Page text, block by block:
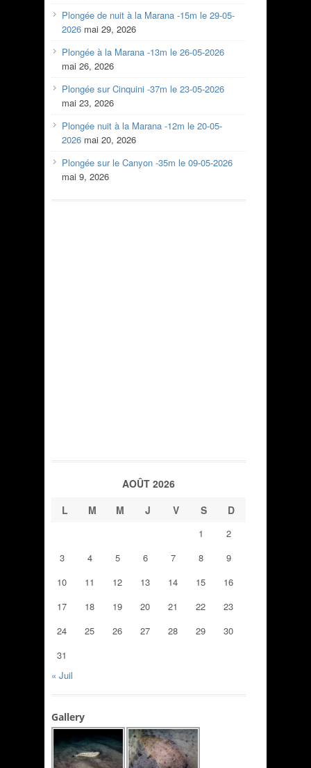
Plongée de nuit à la Marana -15m le 29-05-
2026 mai 29, 2026
Plongée à la Marana -13m le 26-05-2026
mai 26, 2026
Plongée sur Cinquini -37m le 23-05-2026
mai 23, 2026
Plongée nuit à la Marana -12m le 20-05-
2026 mai 20, 2026
Plongée sur le Canyon -35m le 09-05-2026
mai 9, 2026
AOÛT 2026
L
M M J V S D
1
2
3
4 5 6 7 8
9
10
11 12 13 14 15
16
17
18 19 20 21 22
23
24
25 26 27 28 29
30
31
« Juil
Gallery